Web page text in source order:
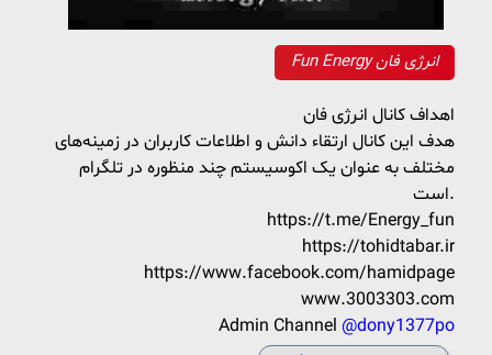
Fun Energy انرژی فان
اهداف کانال انرژی فان
هدف این کانال ارتقاء دانش و اطلاعات کاربران در زمینه‌های
مختلف به عنوان یک اکوسیستم چند منظوره در تلگرام
است.
https://t.me/Energy_fun
https://tohidtabar.ir
https://www.facebook.com/hamidpage
www.3003303.com
Admin Channel @dony1377po